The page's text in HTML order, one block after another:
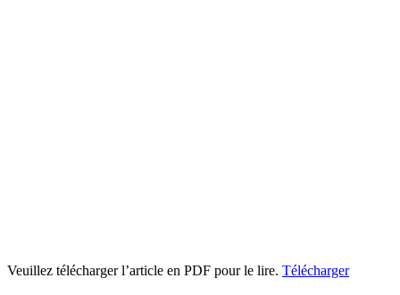
Veuillez télécharger l’article en PDF pour le lire. Télécharger